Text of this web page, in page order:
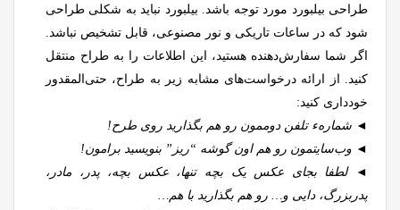
طراحی بیلبورد مورد توجه باشد. بیلبورد نباید به شکلی طراحی
شود که در ساعات تاریکی و نور مصنوعی، قابل تشخیص نباشد.
اگر شما سفارش‌دهنده هستید، این اطلاعات را به طراح منتقل
کنید. از ارائه درخواست‌های مشابه زیر به طراح، حتی‌المقدور
خودداری کنید:
◄ شمارهء تلفن دوممون رو هم بگذارید روی طرح!
◄ وب‌سایتمون رو هم اون گوشه “ریز” بنویسید برامون!
◄ لطفا بجای عکس یک بچه تنها، عکس بچه، پدر، مادر،
پدربزرگ، دایی و… رو هم بگذارید با هم…